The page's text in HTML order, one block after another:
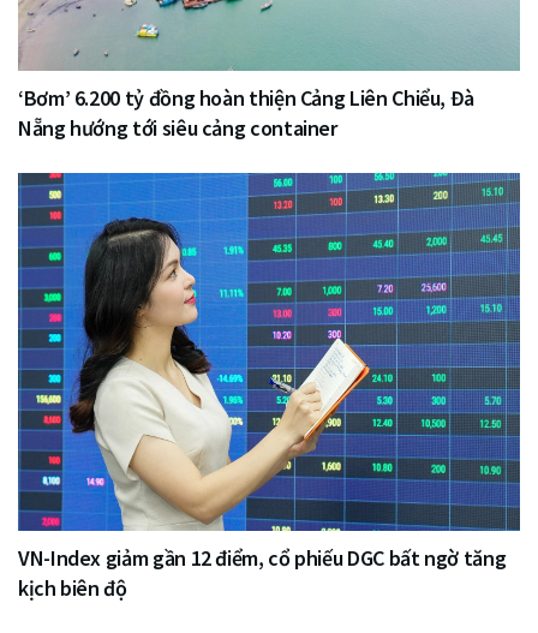
‘Bơm’ 6.200 tỷ đồng hoàn thiện Cảng Liên Chiểu, Đà
Nẵng hướng tới siêu cảng container
VN-Index giảm gần 12 điểm, cổ phiếu DGC bất ngờ tăng
kịch biên độ